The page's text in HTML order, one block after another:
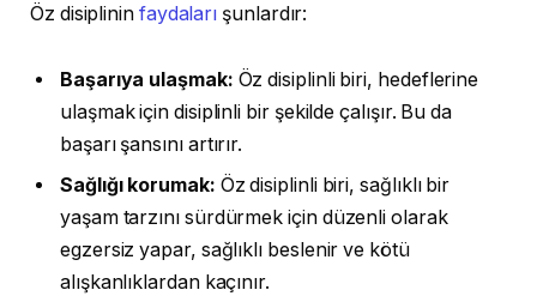
Öz disiplinin faydaları şunlardır:
Başarıya ulaşmak: Öz disiplinli biri, hedeflerine
ulaşmak için disiplinli bir şekilde çalışır. Bu da
başarı şansını artırır.
Sağlığı korumak: Öz disiplinli biri, sağlıklı bir
yaşam tarzını sürdürmek için düzenli olarak
egzersiz yapar, sağlıklı beslenir ve kötü
alışkanlıklardan kaçınır.